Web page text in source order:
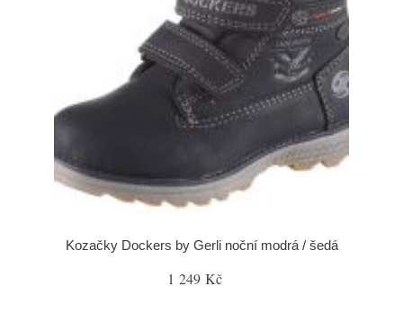
Kozačky Dockers by Gerli noční modrá / šedá
1 249 Kč